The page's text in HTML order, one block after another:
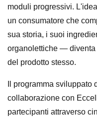
moduli progressivi.
un consumatore che
sua storia, i suoi
organolettiche — diventa
del prodotto stesso.
Il programma sviluppato
collaborazione con
partecipanti attraverso